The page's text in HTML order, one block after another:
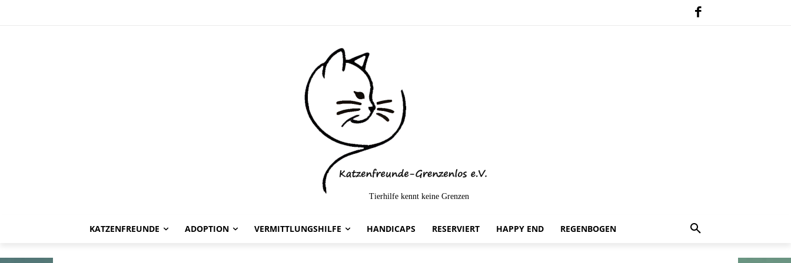
Tierhilfe kennt keine Grenzen
KATZENFREUNDE ADOPTION VERMITTLUNGSHILFE HANDICAPS RESERVIERT HAPPY END REGENBOGEN
Thomas -vermittelt-